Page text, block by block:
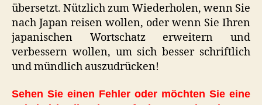
übersetzt. Nützlich zum Wiederholen, wenn Sie
nach Japan reisen wollen, oder wenn Sie Ihren
japanischen Wortschatz erweitern und
verbessern wollen, um sich besser schriftlich
und mündlich auszudrücken!
Sehen Sie einen Fehler oder möchten Sie eine